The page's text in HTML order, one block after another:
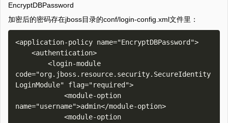
EncryptDBPassword
加密后的密码存在jboss目录的conf/login-config.xml文件里：
<application-policy name="EncryptDBPassword">
code="org.jboss.resource.security.SecureIdentity
LoginModule" flag="required">
name="username">admin</module-option>